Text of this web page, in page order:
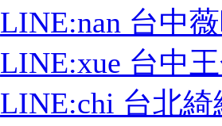
LINE:nan 台中
LINE:xue 台中
LINE:chi 台北